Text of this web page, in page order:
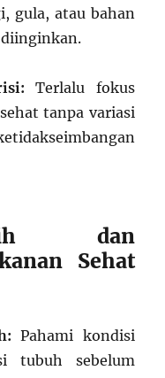
gula, atau bahan
Terlalu fokus
tanpa variasi
dan
Sehat
Pahami kondisi
tubuh sebelum